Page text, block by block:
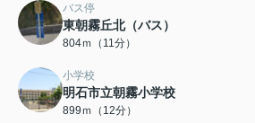
バス停
東朝霧丘北（バス）
804ｍ（11分）
小学校
明石市立朝霧小学校
899ｍ（12分）